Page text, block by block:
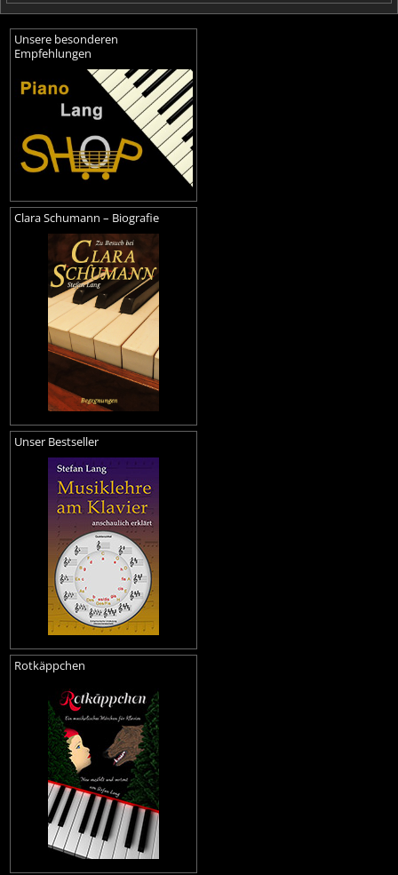
Unsere besonderen
Empfehlungen
Clara Schumann – Biografie
Unser Bestseller
Rotkäppchen